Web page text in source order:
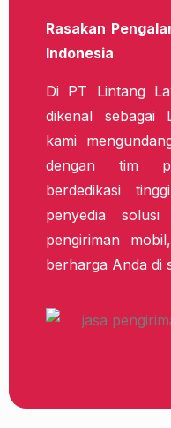
Rasakan
Indonesia
Di PT Lintang
dikenal sebagai
kami
dengan tim
berdedikasi
penyedia
pengiriman
berharga Anda di